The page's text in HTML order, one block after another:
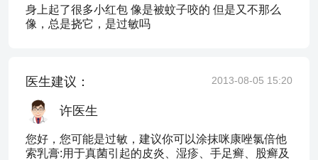
身上起了很多小红包 像是被蚊子咬的 但是又不那么
像，总是挠它，是过敏吗
医生建议： 2013-08-05 15:20
许医生
您好，您可能是过敏，建议你可以涂抹咪康唑氯倍他
索乳膏:用于真菌引起的皮炎、湿疹、手足癣、股癣及